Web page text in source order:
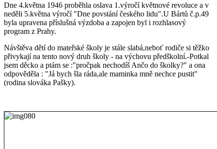
Dne 4.května 1946 proběhla oslava 1.výročí květnové revoluce a v
neděli 5.května výročí "Dne povstání českého lidu".U Bártů č.p.49
byla upravena příslušná výzdoba a zapojen byl i rozhlasový
program z Prahy.
Návštěva dětí do mateřské školy je stále slabá,neboť rodiče si těžko
přivykají na tento nový druh školy - na výchovu předškolní.-Potkal
jsem děcko a ptám se :"pročpak nechodíš Ančo do školky?" a ona
odpověděla : "Já bych šla ráda,ale maminka mně nechce pustit"
(rodina slováka Pašky).